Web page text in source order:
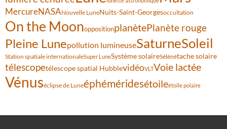
MercureNASANouvelle LuneNuits-Saint-Georgesoccultation
On the MoonoppositionplanètePlanète rouge
Pleine Lunepollution lumineuseSaturneSoleil
Station spatiale internationaleSuper LuneSystème solaireSélénétache solaire
télescopetélescope spatial HubblevidéoVLTVoie lactée
Vénuséclipse de Luneéphéméridesétoileétoile polaire